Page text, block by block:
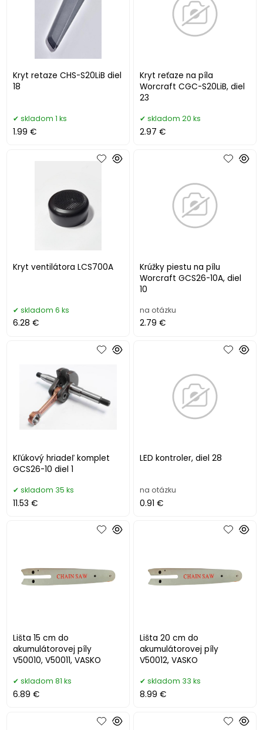
Kryt retaze CHS-S20LiB diel
18
skladom 1 ks
1.99 €
Kryt reťaze na píla
Worcraft CGC-S20LiB, diel
23
skladom 20 ks
2.97 €
Kryt ventilátora LCS700A
skladom 6 ks
6.28 €
Krúžky piestu na pílu
Worcraft GCS26-10A, diel
10
na otázku
2.79 €
Kľúkový hriadeľ komplet
GCS26-10 diel 1
skladom 35 ks
11.53 €
LED kontroler, diel 28
na otázku
0.91 €
Lišta 15 cm do
akumulátorovej píly
V50010, V50011, VASKO
skladom 81 ks
6.89 €
Lišta 20 cm do
akumulátorovej píly
V50012, VASKO
skladom 33 ks
8.99 €